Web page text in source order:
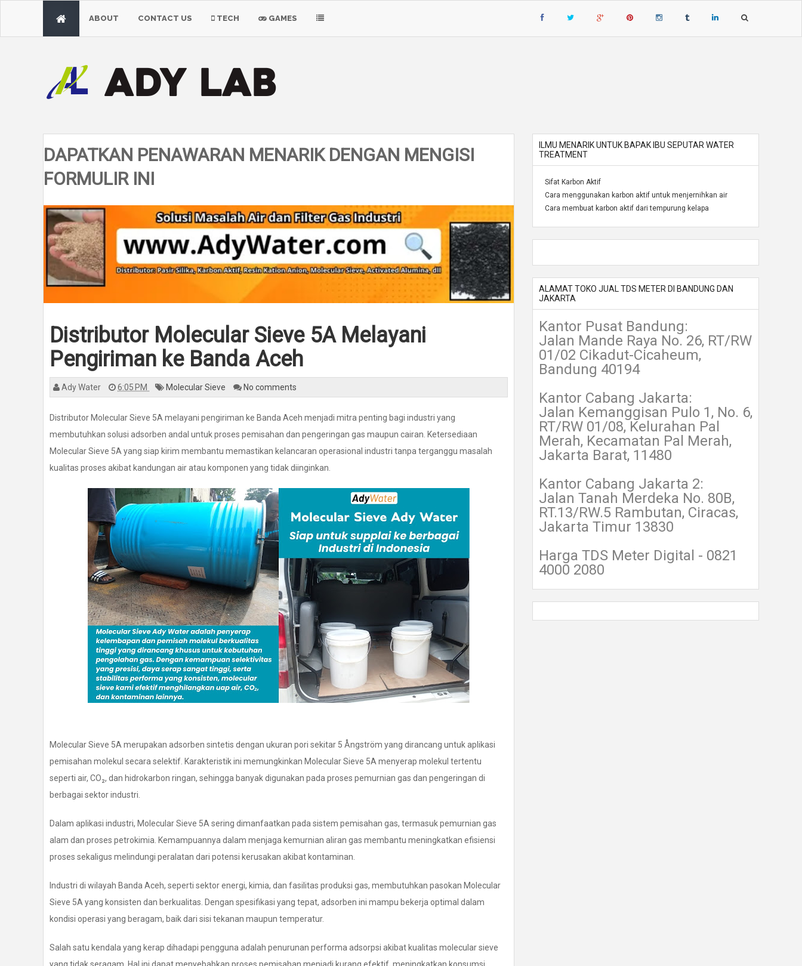
ABOUT CONTACT US TECH GAMES
DAPATKAN PENAWARAN MENARIK DENGAN MENGISI
FORMULIR INI
Distributor Molecular Sieve 5A Melayani
Pengiriman ke Banda Aceh
Ady Water 6:05 PM Molecular Sieve No comments
Distributor Molecular Sieve 5A melayani pengiriman ke Banda Aceh menjadi mitra penting bagi industri yang
membutuhkan solusi adsorben andal untuk proses pemisahan dan pengeringan gas maupun cairan. Ketersediaan
Molecular Sieve 5A yang siap kirim membantu memastikan kelancaran operasional industri tanpa terganggu masalah
kualitas proses akibat kandungan air atau komponen yang tidak diinginkan.
Molecular Sieve 5A merupakan adsorben sintetis dengan ukuran pori sekitar 5 Ångström yang dirancang untuk aplikasi
pemisahan molekul secara selektif. Karakteristik ini memungkinkan Molecular Sieve 5A menyerap molekul tertentu
seperti air, CO₂, dan hidrokarbon ringan, sehingga banyak digunakan pada proses pemurnian gas dan pengeringan di
berbagai sektor industri.
Dalam aplikasi industri, Molecular Sieve 5A sering dimanfaatkan pada sistem pemisahan gas, termasuk pemurnian gas
alam dan proses petrokimia. Kemampuannya dalam menjaga kemurnian aliran gas membantu meningkatkan efisiensi
proses sekaligus melindungi peralatan dari potensi kerusakan akibat kontaminan.
Industri di wilayah Banda Aceh, seperti sektor energi, kimia, dan fasilitas produksi gas, membutuhkan pasokan Molecular
Sieve 5A yang konsisten dan berkualitas. Dengan spesifikasi yang tepat, adsorben ini mampu bekerja optimal dalam
kondisi operasi yang beragam, baik dari sisi tekanan maupun temperatur.
Salah satu kendala yang kerap dihadapi pengguna adalah penurunan performa adsorpsi akibat kualitas molecular sieve
ILMU MENARIK UNTUK BAPAK IBU SEPUTAR WATER
TREATMENT
Sifat Karbon Aktif
Cara menggunakan karbon aktif untuk menjernihkan air
Cara membuat karbon aktif dari tempurung kelapa
ALAMAT TOKO JUAL TDS METER DI BANDUNG DAN
JAKARTA
Kantor Pusat Bandung:
Jalan Mande Raya No. 26, RT/RW
01/02 Cikadut-Cicaheum,
Bandung 40194
Kantor Cabang Jakarta:
Jalan Kemanggisan Pulo 1, No. 6,
RT/RW 01/08, Kelurahan Pal
Merah, Kecamatan Pal Merah,
Jakarta Barat, 11480
Kantor Cabang Jakarta 2:
Jalan Tanah Merdeka No. 80B,
RT.13/RW.5 Rambutan, Ciracas,
Jakarta Timur 13830
Harga TDS Meter Digital - 0821
4000 2080